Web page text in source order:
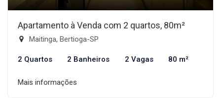
Apartamento à Venda com 2 quartos, 80m²
Maitinga, Bertioga-SP
2 Quartos 2 Banheiros 2 Vagas 80 m²
Mais informações